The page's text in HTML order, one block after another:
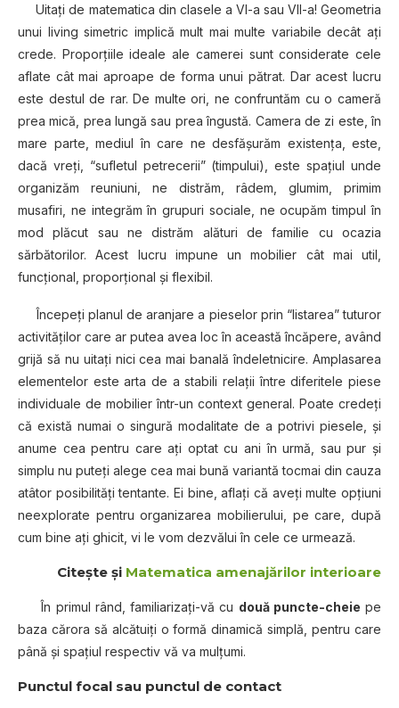
Uitaţi de matematica din clasele a VI-a sau VII-a! Geometria
unui living simetric implică mult mai multe variabile decât aţi
crede. Proporțiile ideale ale camerei sunt considerate cele
aflate cât mai aproape de forma unui pătrat. Dar acest lucru
este destul de rar. De multe ori, ne confruntăm cu o cameră
prea mică, prea lungă sau prea îngustă. Camera de zi este, în
mare parte, mediul în care ne desfăşurăm existenţa, este,
dacă vreţi, “sufletul petrecerii” (timpului), este spaţiul unde
organizăm reuniuni, ne distrăm, râdem, glumim, primim
musafiri, ne integrăm în grupuri sociale, ne ocupăm timpul în
mod plăcut sau ne distrăm alături de familie cu ocazia
sărbătorilor. Acest lucru impune un mobilier cât mai util,
funcţional, proporţional şi flexibil.
Începeți planul de aranjare a pieselor prin “listarea” tuturor
activităților care ar putea avea loc în această încăpere, având
grijă să nu uitaţi nici cea mai banală îndeletnicire. Amplasarea
elementelor este arta de a stabili relații între diferitele piese
individuale de mobilier într-un context general. Poate credeţi
că există numai o singură modalitate de a potrivi piesele, şi
anume cea pentru care aţi optat cu ani în urmă, sau pur şi
simplu nu puteţi alege cea mai bună variantă tocmai din cauza
atâtor posibilităţi tentante. Ei bine, aflaţi că aveți multe opțiuni
neexplorate pentru organizarea mobilierului, pe care, după
cum bine aţi ghicit, vi le vom dezvălui în cele ce urmează.
Citeşte şi Matematica amenajărilor interioare
În primul rând, familiarizaţi-vă cu două puncte-cheie pe
baza cărora să alcătuiţi o formă dinamică simplă, pentru care
până şi spaţiul respectiv vă va mulţumi.
Punctul focal sau punctul de contact